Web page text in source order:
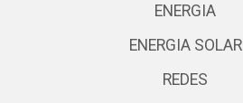
ENERGIA
ENERGIA SOLAR
REDES